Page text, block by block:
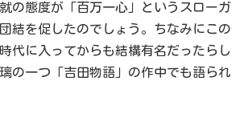
の態度が「百万一心」というスローガ
結を促したのでしょう。ちなみにこの
代に入ってからも結構有名だったらし
の一つ「吉田物語」の作中でも語られ